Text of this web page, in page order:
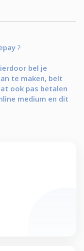
?
bel je
te maken, belt
ook pas betalen
medium en dit